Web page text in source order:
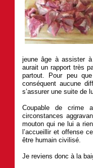
jeune âge à assister
aurait un rapport très
partout. Pour peu
conséquent aucune
s’assurer une suite de
Coupable de crime
circonstances
mouton qui ne lui a
l’accueillir et offense
être humain civilisé.
Je reviens donc à la